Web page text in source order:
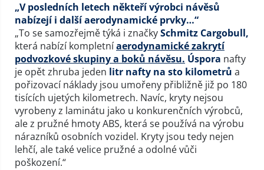
„V posledních letech někteří výrobci návěsů
nabízejí i další aerodynamické prvky…“
„To se samozřejmě týká i značkySchmitz Cargobull,
která nabízí kompletníaerodynamické zakrytí
podvozkové skupiny a boků návěsu. Úspora nafty
je opět zhruba jeden litr nafty na sto kilometrů a
pořizovací náklady jsou umořeny přibližně již po 180
tisících ujetých kilometrech. Navíc, kryty nejsou
vyrobeny z laminátu jako u konkurenčních výrobců,
ale z pružné hmoty ABS, která se používá na výrobu
nárazníků osobních vozidel. Kryty jsou tedy nejen
lehčí, ale také velice pružné a odolné vůči
poškození.“